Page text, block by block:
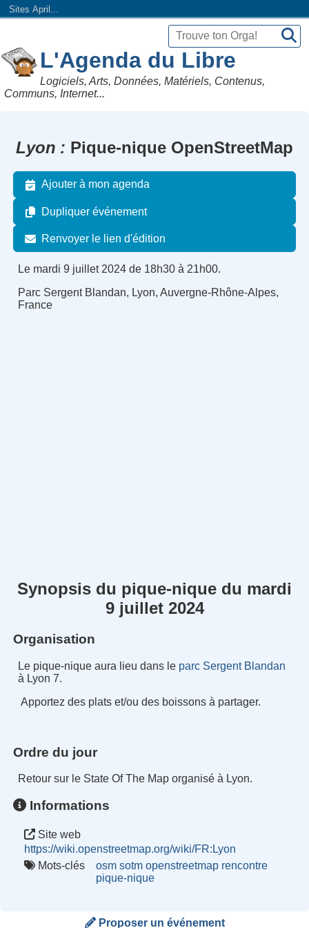
Sites April...
L'Agenda du Libre
Logiciels, Arts, Données, Matériels, Contenus,
Communs, Internet...
Lyon Pique-nique OpenStreetMap
Ajouter à mon agenda
Dupliquer événement
Renvoyer le lien d'édition
Le mardi 9 juillet 2024 de 18h30 à 21h00.
Parc Sergent Blandan, Lyon, Auvergne-Rhône-Alpes,
France
Synopsis du pique-nique du mardi
9 juillet 2024
Organisation
Le pique-nique aura lieu dans le parc Sergent Blandan
à Lyon 7.
Apportez des plats et/ou des boissons à partager.
Ordre du jour
Retour sur le State Of The Map organisé à Lyon.
Informations
Site web
https://wiki.openstreetmap.org/wiki/FR:Lyon
Mots-clés
osm sotm openstreetmap rencontre
pique-nique
Proposer un événement